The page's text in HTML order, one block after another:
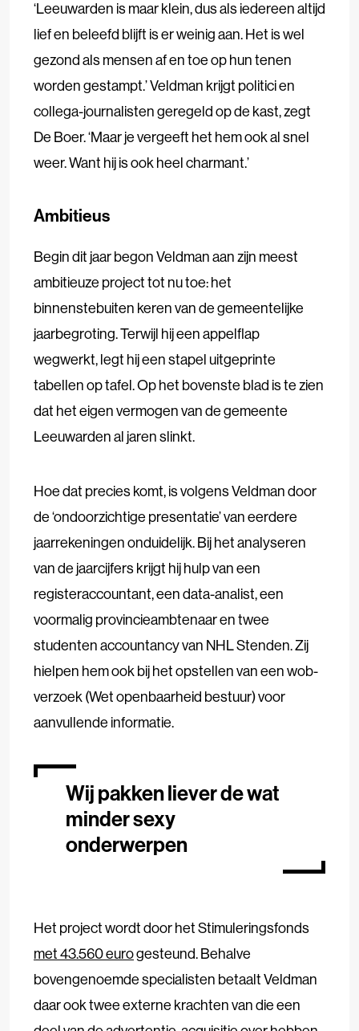
‘Leeuwarden is maar klein, dus als iedereen altijd
lief en beleefd blijft is er weinig aan. Het is wel
gezond als mensen af en toe op hun tenen
worden gestampt.’ Veldman krijgt politici en
collega-journalisten geregeld op de kast, zegt
De Boer. ‘Maar je vergeeft het hem ook al snel
weer. Want hij is ook heel charmant.’
Ambitieus
Begin dit jaar begon Veldman aan zijn meest
ambitieuze project tot nu toe: het
binnenstebuiten keren van de gemeentelijke
jaarbegroting. Terwijl hij een appelflap
wegwerkt, legt hij een stapel uitgeprinte
tabellen op tafel. Op het bovenste blad is te zien
dat het eigen vermogen van de gemeente
Leeuwarden al jaren slinkt.
Hoe dat precies komt, is volgens Veldman door
de ‘ondoorzichtige presentatie’ van eerdere
jaarrekeningen onduidelijk. Bij het analyseren
van de jaarcijfers krijgt hij hulp van een
registeraccountant, een data-analist, een
voormalig provincieambtenaar en twee
studenten accountancy van NHL Stenden. Zij
hielpen hem ook bij het opstellen van een wob-
verzoek (Wet openbaarheid bestuur) voor
aanvullende informatie.
Wij pakken liever de wat
minder sexy
onderwerpen
Het project wordt door het Stimuleringsfonds
met 43.560 eurogesteund. Behalve
bovengenoemde specialisten betaalt Veldman
daar ook twee externe krachten van die een